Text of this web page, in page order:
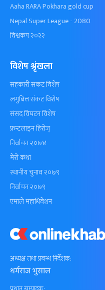
अध्यक्ष तथा प्रबन्ध निर्देशक:
धर्मराज भुसाल
Aaha RARA Pokhara gold cup
Nepal Super League - 2080
विश्वकप २०२२
विशेष श्रृंखला
सहकारी संकट विशेष
लगुबित्त संकट विशेष
संसद विघटन विशेष
फ्रन्टलाइन हिरोज्
निर्वाचन २०७४
मेरो कथा
स्थानीय चुनाव २०७९
निर्वाचन २०७९
एमाले महाधिवेशन